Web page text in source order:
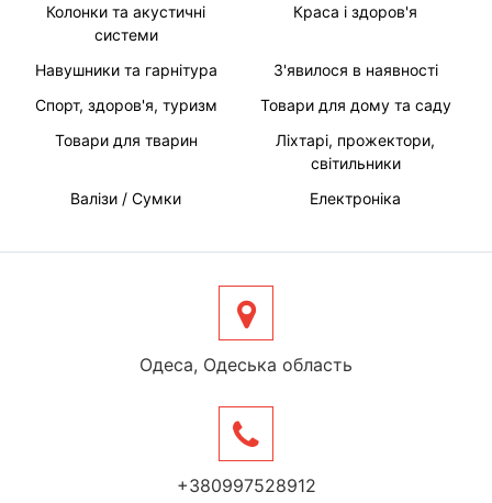
Колонки та акустичні
системи
Краса і здоров'я
Навушники та гарнітура
З'явилося в наявності
Спорт, здоров'я, туризм
Товари для дому та саду
Товари для тварин
Ліхтарі, прожектори,
світильники
Валізи / Сумки
Електроніка
Одеса, Одеська область
+380997528912